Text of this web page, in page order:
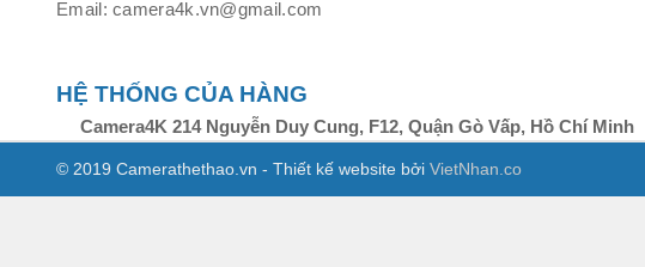
Email: camera4k.vn@gmail.com
HỆ THỐNG CỦA HÀNG
Camera4K 214 Nguyễn Duy Cung, F12, Quận Gò Vấp, Hồ Chí Minh
© 2019 Camerathethao.vn - Thiết kế website bởi VietNhan.co